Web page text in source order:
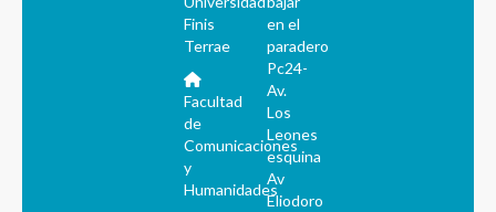
Finis
Terrae
Facultad
de
Comunicaciones
y
Humanidades
en el
paradero
Pc24-
Av.
Los
Leones
esquina
Av
Eliodoro